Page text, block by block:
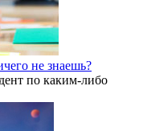
не знаешь?
по каким-либо